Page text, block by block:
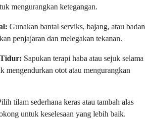
mengurangkan ketegangan.
Gunakan bantal serviks, bajang, atau badan
penjajaran dan melegakan tekanan.
Sapukan terapi haba atau sejuk selama
mengendurkan otot atau mengurangkan
tilam sederhana keras atau tambah alas
untuk keselesaan yang lebih baik.